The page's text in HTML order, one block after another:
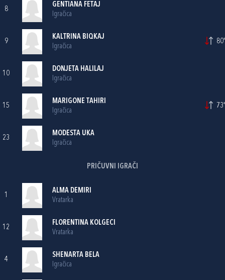
8
GENTIANA FETAJ
Igračica
9
KALTRINA BIQKAJ
Igračica
80'
10
DONJETA HALILAJ
Igračica
15
MARIGONE TAHIRI
Igračica
73'
23
MODESTA UKA
Igračica
PRIČUVNI IGRAČI
1
ALMA DEMIRI
Vratarka
12
FLORENTINA KOLGECI
Vratarka
4
SHENARTA BELA
Igračica